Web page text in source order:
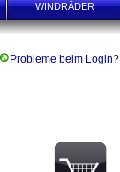
WINDRÄDER
Probleme beim Login?